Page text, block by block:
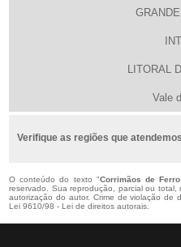
LITORAL
Vale
Verifique as regiões que atendemos
O conteúdo do texto "Corrimãos de
reservado. Sua reprodução, parcial ou
autorização do autor. Crime de violação
Lei 9610/98 - Lei de direitos autorais